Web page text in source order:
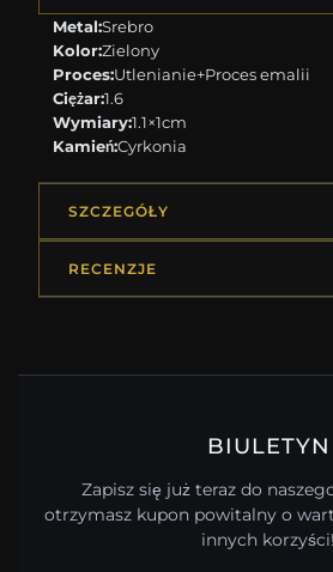
Metal:Srebro
Kolor:Zielony
Proces:Utlenianie+Proces emalii
Ciężar:1.6
Wymiary:1.1×1cm
Kamień:Cyrkonia
SZCZEGÓŁY
RECENZJE
BIULETYN
Zapisz się już teraz do
otrzymasz kupon powitalny o
innych korzyści!